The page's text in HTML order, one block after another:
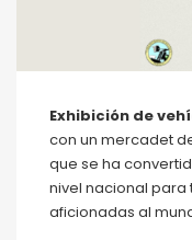
Exhibición de
con un mercadet
que se ha
nivel nacional
aficionadas al